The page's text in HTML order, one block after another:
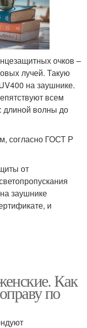
очков –
лучей. Такую
на заушнике.
всем
длиной волны до
согласно ГОСТ Р
от
заушнике
и
Как
по